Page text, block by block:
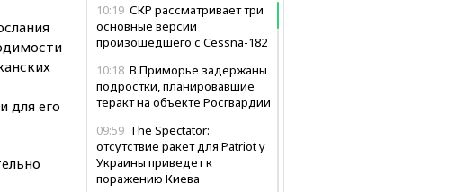
10:19 СКР рассматривает три
основные версии
произошедшего с Cessna-182
10:18 В Приморье задержаны
подростки, планировавшие
теракт на объекте Росгвардии
09:59 The Spectator:
отсутствие ракет для Patriot у
Украины приведет к
поражению Киева
для его